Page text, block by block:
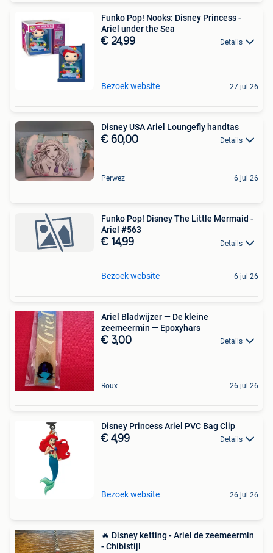
Funko Pop! Nooks: Disney Princess -
Ariel under the Sea
€ 24,99 Details
Bezoek website 27 jul 26
Disney USA Ariel Loungefly handtas
€ 60,00 Details
Perwez 6 jul 26
Funko Pop! Disney The Little Mermaid -
Ariel #563
€ 14,99 Details
Bezoek website 6 jul 26
Ariel Bladwijzer — De kleine
zeemeermin — Epoxyhars
€ 3,00 Details
Roux 26 jul 26
Disney Princess Ariel PVC Bag Clip
€ 4,99 Details
Bezoek website 26 jul 26
🔥 Disney ketting - Ariel de zeemeermin
- Chibistijl